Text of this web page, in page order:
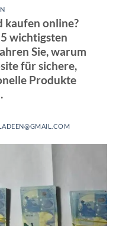
kaufen online?
wichtigsten
Sie, warum
für sichere,
Produkte